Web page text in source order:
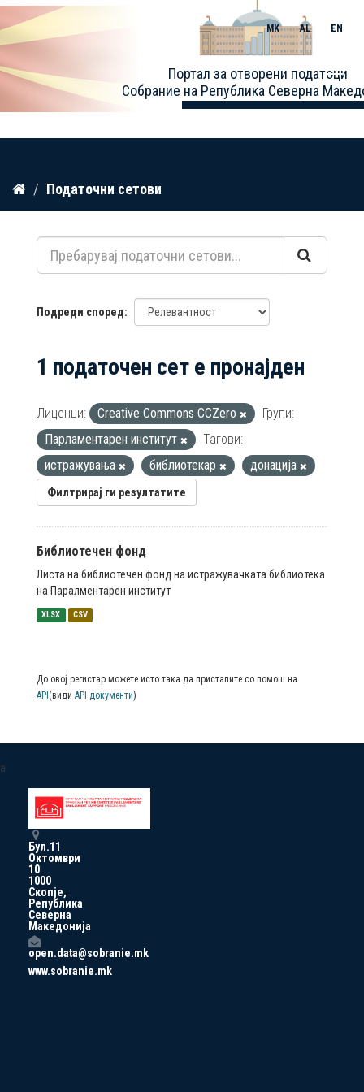
Прескокнете
содржина
Портал за отворени податоци
Собрание на Република Северна
MK AL EN
Toggle
Податочни сетови
Подреди според
1 податочен сет е пронајден
Лиценци: Creative Commons CCZero
Групи:
Парламентарен институт
Тагови:
истражувања
библиотекар донација
Филтрирај ги резултатите
Библиотечен фонд
Листа на библиотечен фонд на истражувачката библиотека
на Паралментарен институт
XLSX CSV
До овој регистар можете исто така да пристапите со помош на
API (види API документи)
a
Бул.11
Октомври
10
1000
Скопје,
Република
Северна
Македонија
open.data@sobranie.mk
www.sobranie.mk